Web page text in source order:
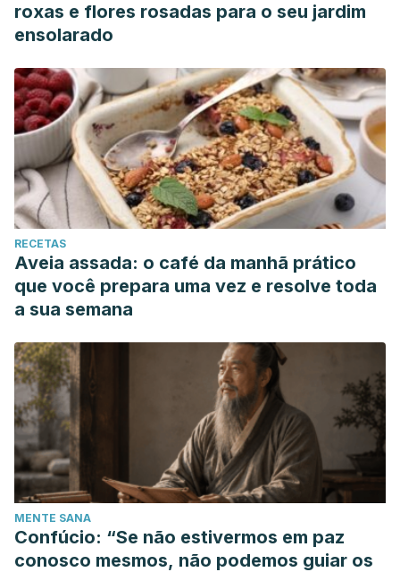
roxas e flores rosadas para o seu jardim
ensolarado
RECETAS
Aveia assada: o café da manhã prático
que você prepara uma vez e resolve toda
a sua semana
MENTE SANA
Confúcio: “Se não estivermos em paz
conosco mesmos, não podemos guiar os